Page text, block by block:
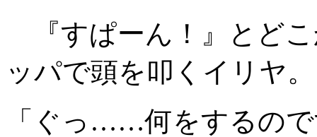
『すぱーん！』とど
ッパで頭を叩くイリヤ。
「ぐっ……何をするの